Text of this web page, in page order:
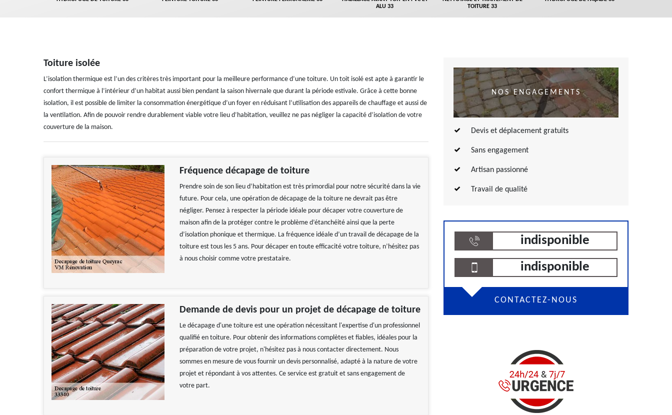
ALU 33
TOITURE 33
Toiture isolée
L’isolation thermique est l’un des critères très important pour la meilleure performance d’une toiture. Un toit isolé est apte à garantir le
confort thermique à l’intérieur d’un habitat aussi bien pendant la saison hivernale que durant la période estivale. Grâce à cette bonne
isolation, il est possible de limiter la consommation énergétique d’un foyer en réduisant l’utilisation des appareils de chauffage et aussi de
la ventilation. Afin de pouvoir rendre durablement viable votre lieu d’habitation, veuillez ne pas négliger la capacité d’isolation de votre
couverture de la maison.
Fréquence décapage de toiture
Prendre soin de son lieu d’habitation est très primordial pour notre sécurité dans la vie
future. Pour cela, une opération de décapage de la toiture ne devrait pas être
négliger. Pensez à respecter la période idéale pour décaper votre couverture de
maison afin de la protéger contre le problème d’étanchéité ainsi que la perte
d’isolation phonique et thermique. La fréquence idéale d’un travail de décapage de la
toiture est tous les 5 ans. Pour décaper en toute efficacité votre toiture, n’hésitez pas
à nous choisir comme votre prestataire.
Demande de devis pour un projet de décapage de toiture
Le décapage d'une toiture est une opération nécessitant l'expertise d'un professionnel
qualifié en toiture. Pour obtenir des informations complètes et fiables, idéales pour la
préparation de votre projet, n'hésitez pas à nous contacter directement. Nous
sommes en mesure de vous fournir un devis personnalisé, adapté à la nature de votre
projet et répondant à vos attentes. Ce service est gratuit et sans engagement de
votre part.
NOS ENGAGEMENTS
Devis et déplacement gratuits
Sans engagement
Artisan passionné
Travail de qualité
indisponible
indisponible
CONTACTEZ-NOUS